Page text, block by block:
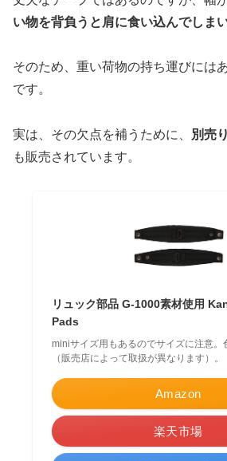
い物を背負うと肩に食い込んでしま
そのため、重い荷物の持ち運びには
です。
実は、その欠点を補うために、
別売
も販売されています。
リュック部品 G-1000素材使用
Pads
miniサイズ用もあるのでサイズに注意。
（販売店によって取扱が異なります）。
Amazon
楽天市場